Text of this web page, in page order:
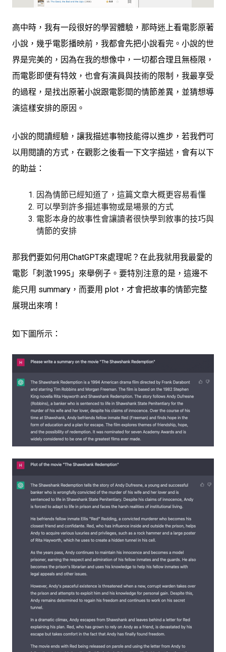
高中時，我有一段很好的學習體驗，那時迷上看電影原著
小說，幾乎電影播映前，我都會先把小說看完。小說的世
界是完美的，因為在我的想像中，一切都合理且無極限，
而電影即便有特效，也會有演員與技術的限制，我最享受
的過程，是找出原著小說跟電影間的情節差異，並猜想導
演這樣安排的原因。
小說的閱讀經驗，讓我描述事物技能得以進步，若我們可
以用閱讀的方式，在觀影之後看一下文字描述，會有以下
的助益：
因為情節已經知道了，這篇文章大概更容易看懂
可以學到許多描述事物或是場景的方式
電影本身的故事性會讓讀者很快學到敘事的技巧與
情節的安排
那我們要如何用ChatGPT來處理呢？在此我就用我最愛的
電影「刺激1995」來舉例子。要特別注意的是，這邊不
能只用 summary，而要用 plot，才會把故事的情節完整
展現出來唷！
如下圖所示：